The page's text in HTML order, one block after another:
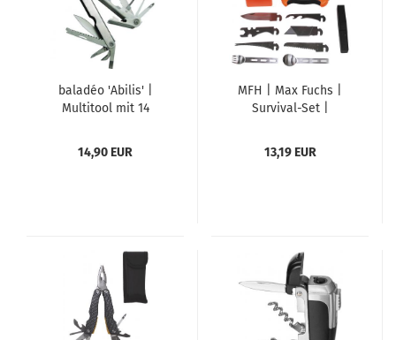
baladéo 'Abilis' |
Multitool mit 14
14,90 EUR
MFH | Max Fuchs |
Survival-Set |
orange | Multitool |
13,19 EUR